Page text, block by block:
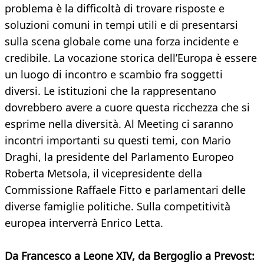
problema è la difficoltà di trovare risposte e
soluzioni comuni in tempi utili e di presentarsi
sulla scena globale come una forza incidente e
credibile. La vocazione storica dell’Europa è essere
un luogo di incontro e scambio fra soggetti
diversi. Le istituzioni che la rappresentano
dovrebbero avere a cuore questa ricchezza che si
esprime nella diversità. Al Meeting ci saranno
incontri importanti su questi temi, con Mario
Draghi, la presidente del Parlamento Europeo
Roberta Metsola, il vicepresidente della
Commissione Raffaele Fitto e parlamentari delle
diverse famiglie politiche. Sulla competitività
europea interverrà Enrico Letta.
Da Francesco a Leone XIV, da Bergoglio a Prevost: